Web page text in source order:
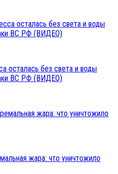
осталась без света и воды
ВС РФ (ВИДЕО)
жара: что уничтожило